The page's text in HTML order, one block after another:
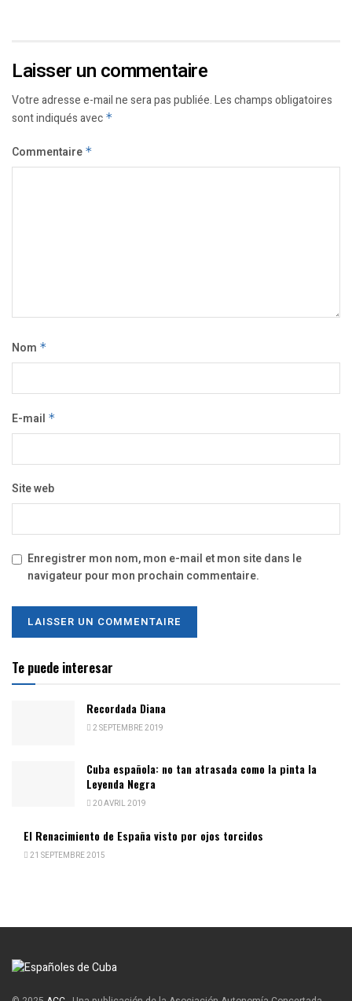
Laisser un commentaire
Votre adresse e-mail ne sera pas publiée.Les champs obligatoires
sont indiqués avec *
Commentaire *
Nom *
E-mail *
Site web
Enregistrer mon nom, mon e-mail et mon site dans le
navigateur pour mon prochain commentaire.
Te puede interesar
Recordada Diana
2 SEPTEMBRE 2019
Cuba española: no tan atrasada como la pinta la
Leyenda Negra
20 AVRIL 2019
El Renacimiento de España visto por ojos torcidos
21 SEPTEMBRE 2015